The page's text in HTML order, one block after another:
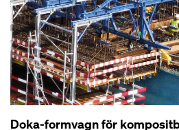
Doka-formvagn för